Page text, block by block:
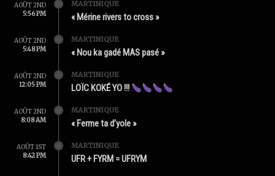
AOÛT 2ND
5:56 PM
MARTINIQUE
« Mérine rivers to cross »
AOÛT 2ND
5:48 PM
MARTINIQUE
« Nou ka gadé MAS pasé »
AOÛT 2ND
12:05 PM
MARTINIQUE
LOÏC KOKÉ YO !!!
AOÛT 2ND
8:08 AM
MARTINIQUE
« Ferme ta d’yole »
AOÛT 1ST
8:42 PM
MARTINIQUE
UFR + FYRM = UFRYM